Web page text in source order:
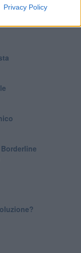
Privacy Policy